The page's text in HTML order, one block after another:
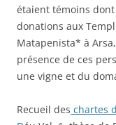
étaient témoins dont
donations aux
Matapenista* à
présence de ces
une vigne et du
Recueil des chartes